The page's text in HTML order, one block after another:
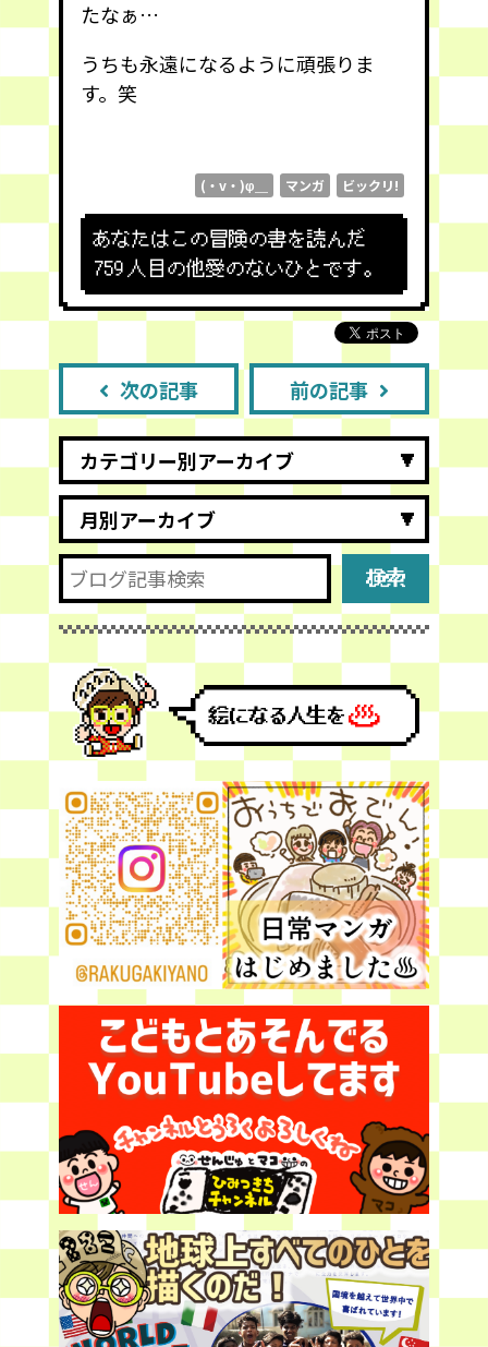
たなぁ…
うちも永遠になるように頑張りま
す。笑
(・v・)φ＿ マンガ ビックリ!
あなたはこの冒険の書を読んだ
759 人目の他愛のないひとです。
次の記事 前の記事